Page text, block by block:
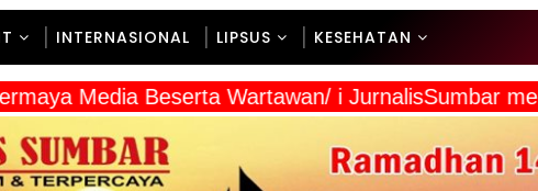
INTERNASIONAL LIPSUS KESEHATAN
Media Beserta Wartawan/ i JurnalisSumbar